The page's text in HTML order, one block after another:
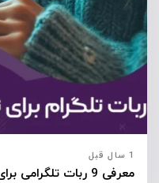
1 سال قبل
معرفی 9 ربات تلگرامی برای نوشتن انشا